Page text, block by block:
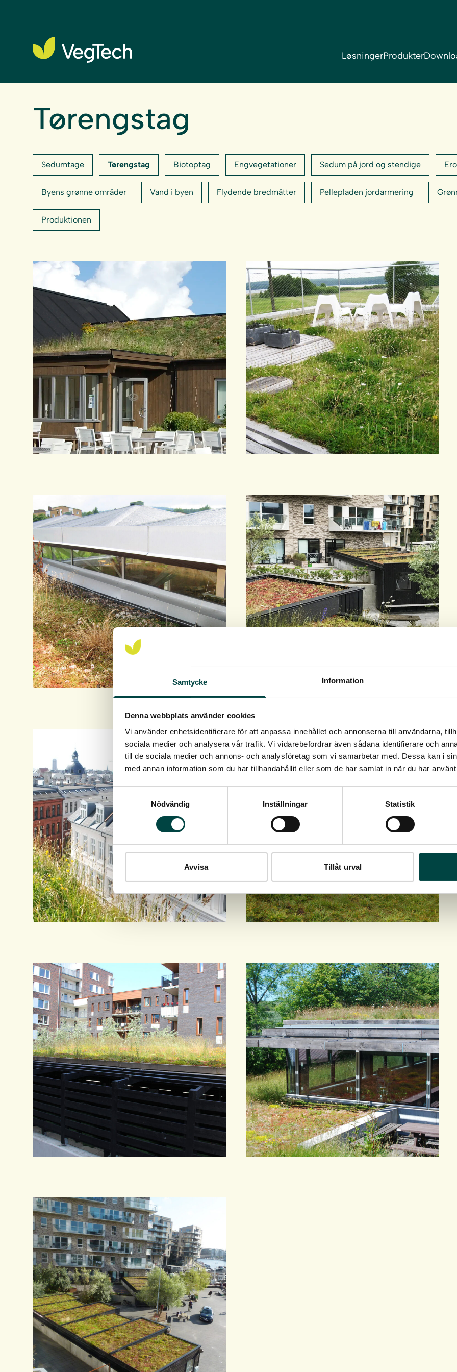
Samtycke Information
Denna webbplats använder cookies
Vi använder enhetsidentifierare för att anpassa innehållet och annonserna till användarna,
sociala medier och analysera vår trafik. Vi vidarebefordrar även sådana identifierare och
till de sociala medier och annons- och analysföretag som vi samarbetar med. Dessa kan i
med annan information som du har tillhandahållit eller som de har samlat in när du har
Samtyckesval
Nödvändig
Inställningar Statistik
Avvisa Tillåt urval
LøsningerProdukter
Tørengstag
Sedumtage Tørengstag Biotoptag Engvegetationer Sedum på jord og stendige
Byens grønne områder Vand i byen Flydende bredmåtter Pellepladen jordarmering
Produktionen